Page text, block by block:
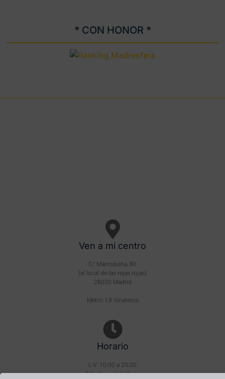
* CON HONOR *
Ven a mi centro
C/ Marroquina, 80
(el local de las rejas rojas)
28030 Madrid
Metro: L9 Vinateros
Horario
L-V: 10:00 a 20:00
Sábado: solo talleres